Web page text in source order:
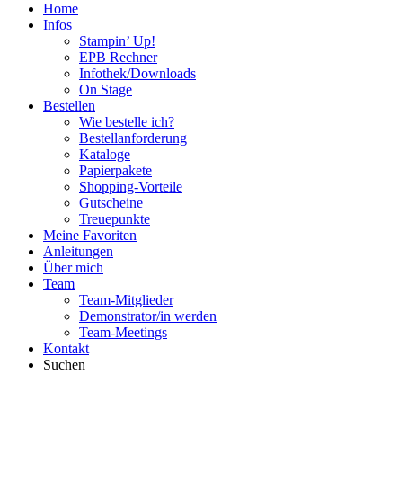
Home
Infos
Stampin’ Up!
EPB Rechner
Infothek/Downloads
On Stage
Bestellen
Wie bestelle ich?
Bestellanforderung
Kataloge
Papierpakete
Shopping-Vorteile
Gutscheine
Treuepunkte
Meine Favoriten
Anleitungen
Über mich
Team
Team-Mitglieder
Demonstrator/in werden
Team-Meetings
Kontakt
Suchen